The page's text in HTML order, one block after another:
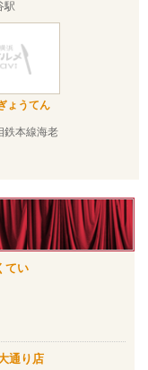
駅
ょうてん
本線海老
てい
通り店